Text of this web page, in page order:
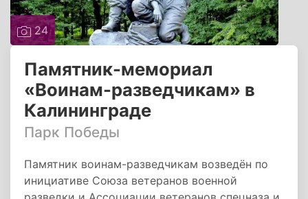
24
Памятник-мемориал
«Воинам-разведчикам» в
Калининграде
Парк Победы
Памятник воинам-разведчикам возведён по
инициативе Союза ветеранов военной